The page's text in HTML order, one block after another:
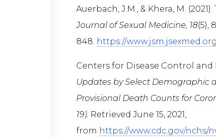
Auerbach, J.M., & Khera, M.
Journal of Sexual Medicine, 18(5),
848. https://
Centers for Disease Control and
Updates by Select Demographic
Provisional Death Counts for
19). Retrieved June 15, 2021,
from https://www.cdc.gov/nchs/